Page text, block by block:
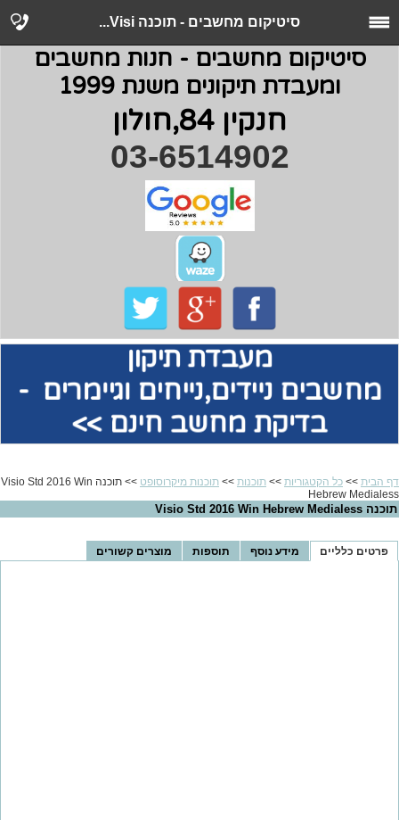
סיטיקום מחשבים - תוכנה Visi...
סיטיקום מחשבים - חנות מחשבים
ומעבדת תיקונים משנת 1999
חנקין 84,חולון
03-6514902
מעבדת תיקון
מחשביםניידים,נייחים וגיימרים -
בדיקת מחשב חינם >>
דף הבית >> כל הקטגוריות >> תוכנות >> תוכנות מיקרוסופט
>> תוכנה Visio Std 2016 Win
Hebrew Medialess
תוכנה Visio Std 2016 Win Hebrew Medialess
פרטים כלליים מידע נוסף תוספות מוצרים קשורים